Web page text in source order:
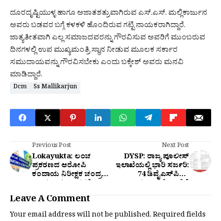
​ದೂರದೃಷ್ಟಿಯುಳ್ಳ ಹಾಗೂ ಅಜಾತಶತ್ರುವಾಗಿರುವ ಎಸ್.ಎಸ್. ಮಲ್ಲಿಕಾರ್ಜುನ
ಅವರು ಬಡವರ ಬಗ್ಗೆ ಕಳಕಳಿ ಹೊಂದಿರುವ ಗಟ್ಟಿ ನಾಯಕರಾಗಿದ್ದಾರೆ.
ಜಾತ್ಯತೀತವಾಗಿ ಎಲ್ಲ ಸಮಾಜದವರನ್ನು ಗೌರವಿಸುವ ಅವರಿಗೆ ಮುಂಬರುವ
ದಿನಗಳಲ್ಲಿ ಉಪ ಮುಖ್ಯಮಂತ್ರಿ ಸ್ಥಾನ ನೀಡುವ ಮೂಲಕ ಸರ್ಕಾರ
ಸಮುದಾಯವನ್ನು ಗೌರವಿಸಬೇಕು ಎಂದು ಬಕ್ಕೇಶ್ ಅವರು ಮನವಿ
ಮಾಡಿದ್ದಾರೆ.
Dcm Ss Mallikarjun
Previous Post
Lokayukta: ಲಂಚ
ಪ್ರಕರಣದ ಆರೋಪಿ
ಕಂದಾಯ ನಿರೀಕ್ಷಕ ಚಂದ್ರಪ್ಪ
Next Post
DYSP: ರಾಜ್ಯ ಪೊಲೀಸ್
ಇಲಾಖೆಯಲ್ಲಿ ಭಾರಿ ಸರ್ಜರಿ:
74 ಡಿವೈಎಸ್‌ಪಿಗಳ
Leave A Comment
Your email address will not be published.Required fields